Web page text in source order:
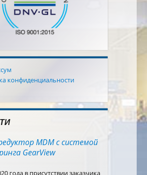
конфиденциальности
MDM с системой
GearView
года в присутствии заказчика